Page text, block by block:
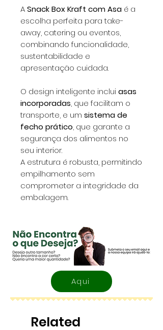
ASnack Box Kraft com Asa é a
escolha perfeita para take-
away, catering ou eventos,
combinando funcionalidade,
sustentabilidade e
apresentação cuidada.
O design inteligente inclui asas
incorporadas, que facilitam o
transporte, e um sistema de
fecho prático, que garante a
segurança dos alimentos no
seu interior.
A estrutura é robusta, permitindo
empilhamento sem
comprometer a integridade da
embalagem.
Aqui
Related